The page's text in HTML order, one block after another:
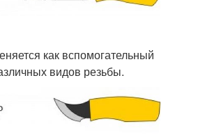
как вспомогательный
видов резьбы.